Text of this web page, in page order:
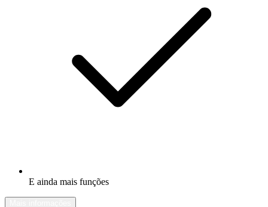
E ainda mais funções